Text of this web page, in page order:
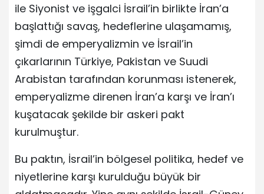
ile Siyonist ve işgalci İsrail’in birlikte İran’a
başlattığı savaş, hedeflerine ulaşamamış,
şimdi de emperyalizmin ve İsrail’in
çıkarlarının Türkiye, Pakistan ve Suudi
Arabistan tarafından korunması istenerek,
emperyalizme direnen İran’a karşı ve İran’ı
kuşatacak şekilde bir askeri pakt
kurulmuştur.
Bu paktın, İsrail’in bölgesel politika, hedef ve
niyetlerine karşı kurulduğu büyük bir